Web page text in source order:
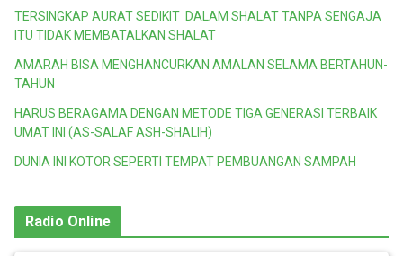
TERSINGKAP AURAT SEDIKIT DALAM SHALAT TANPA SENGAJA
ITU TIDAK MEMBATALKAN SHALAT
AMARAH BISA MENGHANCURKAN AMALAN SELAMA BERTAHUN-
TAHUN
HARUS BERAGAMA DENGAN METODE TIGA GENERASI TERBAIK
UMAT INI (AS-SALAF ASH-SHALIH)
DUNIA INI KOTOR SEPERTI TEMPAT PEMBUANGAN SAMPAH
Radio Online